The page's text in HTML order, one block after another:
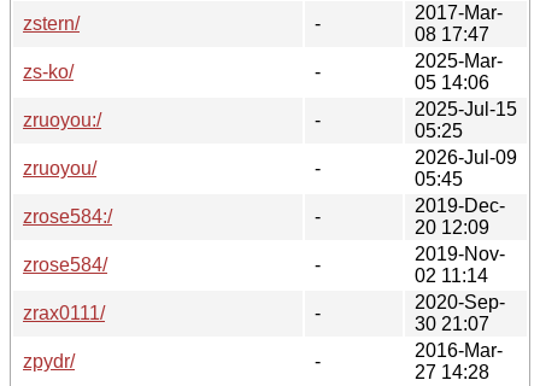
zstern/
-
2017-Mar-
08 17:47
zs-ko/
-
2025-Mar-
05 14:06
zruoyou:/
-
2025-Jul-15
05:25
zruoyou/
-
2026-Jul-09
05:45
zrose584:/
-
2019-Dec-
20 12:09
zrose584/
-
2019-Nov-
02 11:14
zrax0111/
-
2020-Sep-
30 21:07
zpydr/
-
2016-Mar-
27 14:28